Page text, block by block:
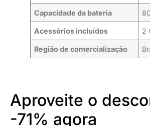
Capacidade da bateria
Acessórios incluídos 2
Região de comercialização
Aproveite o
-71% agora